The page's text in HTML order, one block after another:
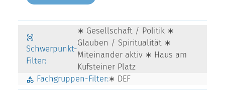
Schwerpunkt-
Filter:
∗ Gesellschaft / Politik ∗
Glauben / Spiritualität ∗
Miteinander aktiv ∗ Haus am
Kufsteiner Platz
Fachgruppen-Filter:∗ DEF